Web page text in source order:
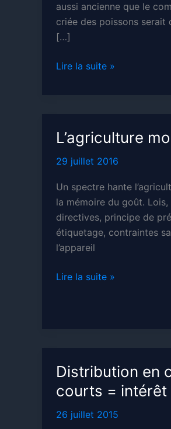
aussi ancienne que le
criée des poissons serait
[…]
Réclame,
Lire la suite »
L’agriculture
29 juillet 2016
Un spectre hante
la mémoire du goût. Lois,
directives, principe de
étiquetage, contraintes
l’appareil
L’agriculture
Lire la suite »
Distribution en
courts = intérêt
26 juillet 2015